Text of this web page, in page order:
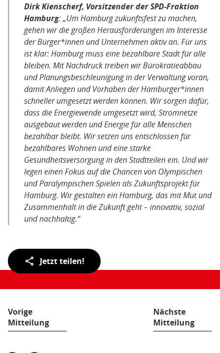
Dirk Kienscherf, Vorsitzender der SPD-Fraktion
Hamburg: „Um Hamburg zukunftsfest zu machen,
gehen wir die großen Herausforderungen im Interesse
der Bürger*innen und Unternehmen aktiv an. Für uns
ist klar: Hamburg muss eine bezahlbare Stadt für alle
bleiben. Mit Nachdruck treiben wir Bürokratieabbau
und Planungsbeschleunigung in der Verwaltung voran,
damit Anliegen und Vorhaben der Hamburger*innen
schneller umgesetzt werden können. Wir sorgen dafür,
dass die Energiewende umgesetzt wird, Stromnetze
ausgebaut werden und Energie für alle Menschen
bezahlbar bleibt. Wir setzen uns entschlossen für
bezahlbares Wohnen und eine starke
Gesundheitsversorgung in den Stadtteilen ein. Und wir
legen einen Fokus auf die Chancen von Olympischen
und Paralympischen Spielen als Zukunftsprojekt für
Hamburg. Wir gestalten ein Hamburg, das mit Mut und
Zusammenhalt in die Zukunft geht – innovativ, sozial
und nachhaltig.“
Teilen
der
Jetzt teilen!
Vorige
Mitteilung
Nächste
Mitteilung